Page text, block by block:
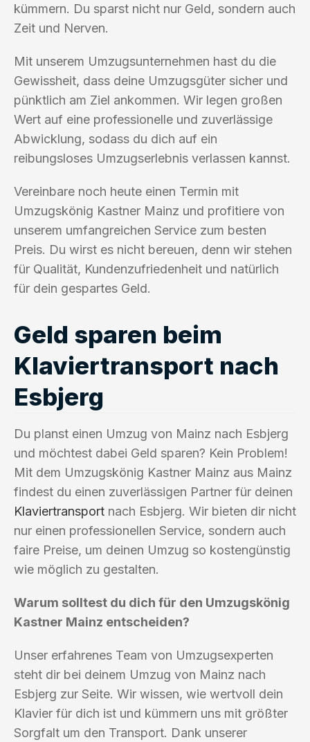
kümmern. Du sparst nicht nur Geld, sondern auch
Zeit und Nerven.
Mit unserem Umzugsunternehmen hast du die
Gewissheit, dass deine Umzugsgüter sicher und
pünktlich am Ziel ankommen. Wir legen großen
Wert auf eine professionelle und zuverlässige
Abwicklung, sodass du dich auf ein
reibungsloses Umzugserlebnis verlassen kannst.
Vereinbare noch heute einen Termin mit
Umzugskönig Kastner Mainz und profitiere von
unserem umfangreichen Service zum besten
Preis. Du wirst es nicht bereuen, denn wir stehen
für Qualität, Kundenzufriedenheit und natürlich
für dein gespartes Geld.
Geld sparen beim
Klaviertransport nach
Esbjerg
Du planst einen Umzug von Mainz nach Esbjerg
und möchtest dabei Geld sparen? Kein Problem!
Mit dem Umzugskönig Kastner Mainz aus Mainz
findest du einen zuverlässigen Partner für deinen
Klaviertransport nach Esbjerg. Wir bieten dir nicht
nur einen professionellen Service, sondern auch
faire Preise, um deinen Umzug so kostengünstig
wie möglich zu gestalten.
Warum solltest du dich für den Umzugskönig
Kastner Mainz entscheiden?
Unser erfahrenes Team von Umzugsexperten
steht dir bei deinem Umzug von Mainz nach
Esbjerg zur Seite. Wir wissen, wie wertvoll dein
Klavier für dich ist und kümmern uns mit größter
Sorgfalt um den Transport. Dank unserer